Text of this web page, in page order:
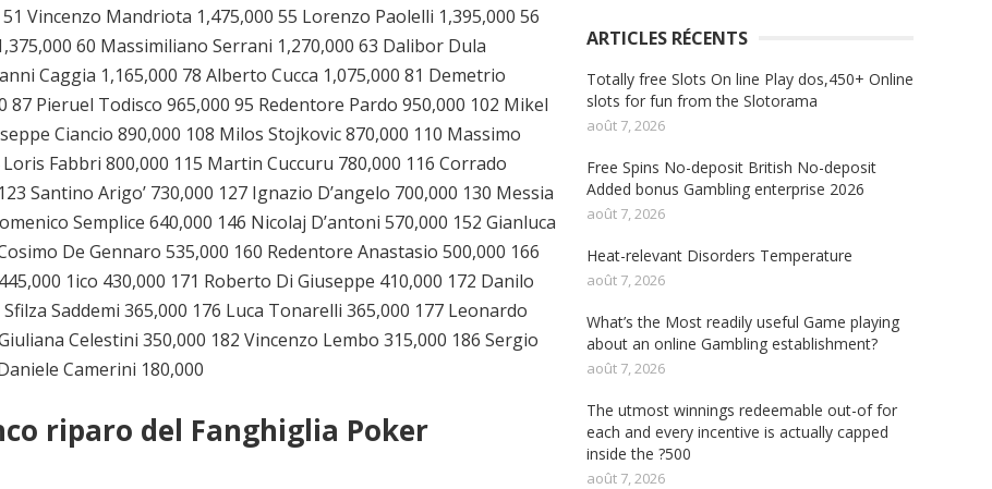
Vincenzo Mandriota 1,475,000 55 Lorenzo Paolelli 1,395,000 56
60 Massimiliano Serrani 1,270,000 63 Dalibor Dula
Caggia 1,165,000 78 Alberto Cucca 1,075,000 81 Demetrio
87 Pieruel Todisco 965,000 95 Redentore Pardo 950,000 102 Mikel
Ciancio 890,000 108 Milos Stojkovic 870,000 110 Massimo
Fabbri 800,000 115 Martin Cuccuru 780,000 116 Corrado
Santino Arigo’ 730,000 127 Ignazio D’angelo 700,000 130 Messia
Semplice 640,000 146 Nicolaj D’antoni 570,000 152 Gianluca
De Gennaro 535,000 160 Redentore Anastasio 500,000 166
1ico 430,000 171 Roberto Di Giuseppe 410,000 172 Danilo
Saddemi 365,000 176 Luca Tonarelli 365,000 177 Leonardo
Celestini 350,000 182 Vincenzo Lembo 315,000 186 Sergio
Camerini 180,000
riparo del Fanghiglia Poker
ARTICLES RÉCENTS
Totally free Slots On line Play dos,450+ Online
slots for fun from the Slotorama
août 7, 2026
Free Spins No-deposit British No-deposit
Added bonus Gambling enterprise 2026
août 7, 2026
Heat-relevant Disorders Temperature
août 7, 2026
What’s the Most readily useful Game playing
about an online Gambling establishment?
août 7, 2026
The utmost winnings redeemable out-of for
each and every incentive is actually capped
inside the ?500
août 7, 2026